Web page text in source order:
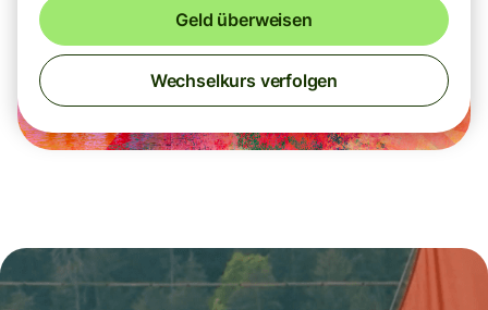
Geld überweisen
Wechselkurs verfolgen